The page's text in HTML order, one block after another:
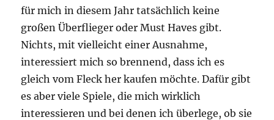
für mich in diesem Jahr tatsächlich keine
großen Überflieger oder Must Haves gibt.
Nichts, mit vielleicht einer Ausnahme,
interessiert mich so brennend, dass ich es
gleich vom Fleck her kaufen möchte. Dafür gibt
es aber viele Spiele, die mich wirklich
interessieren und bei denen ich überlege, ob sie